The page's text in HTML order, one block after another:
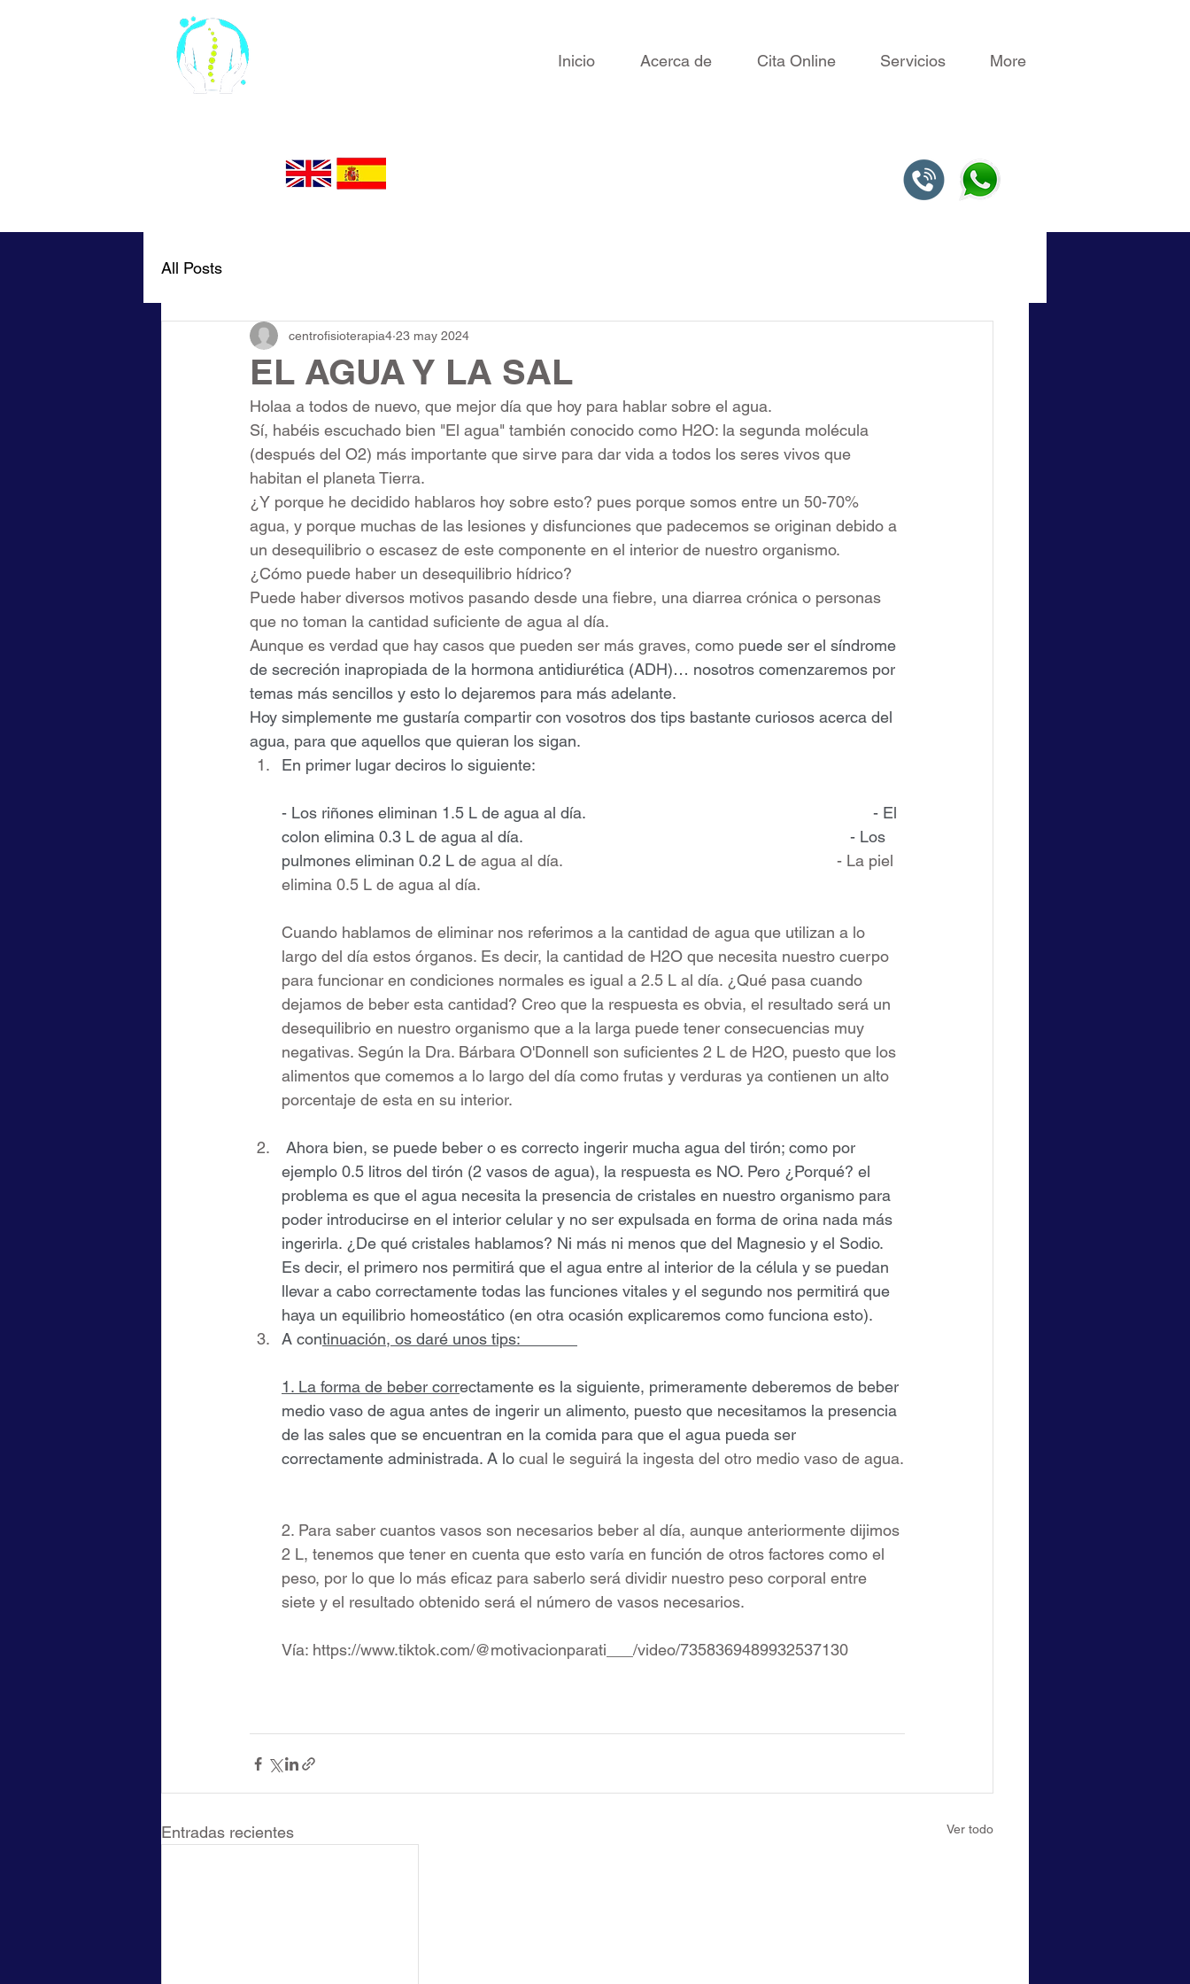
Inicio Acerca de Cita Online Servicios More
All Posts
EL AGUA Y LA SAL
centrofisioterapia4 23 may 2024
Holaa a todos de nuevo, que mejor día que hoy para hablar sobre el agua.
Sí, habéis escuchado bien "El agua" también conocido como H2O: la segunda molécula
(después del O2) más importante que sirve para dar vida a todos los seres vivos que
habitan el planeta Tierra.
¿Y porque he decidido hablaros hoy sobre esto? pues porque somos entre un 50-70%
agua, y porque muchas de las lesiones y disfunciones que padecemos se originan debido a
un desequilibrio o escasez de este componente en el interior de nuestro organismo.
¿Cómo puede haber un desequilibrio hídrico?
Puede haber diversos motivos pasando desde una fiebre, una diarrea crónica o personas
que no toman la cantidad suficiente de agua al día.
Aunque es verdad que hay casos que pueden ser más graves, como puede ser el síndrome
de secreción inapropiada de la hormona antidiurética (ADH)… nosotros comenzaremos por
temas más sencillos y esto lo dejaremos para más adelante.
Hoy simplemente me gustaría compartir con vosotros dos tips bastante curiosos acerca del
agua, para que aquellos que quieran los sigan.
En primer lugar deciros lo siguiente:
- Los riñones eliminan 1.5 L de agua al día.                                                                 - El
colon elimina 0.3 L de agua al día.                                                                          - Los
pulmones eliminan 0.2 L de agua al día.                                                              - La piel
elimina 0.5 L de agua al día.
Cuando hablamos de eliminar nos referimos a la cantidad de agua que utilizan a lo
largo del día estos órganos. Es decir, la cantidad de H2O que necesita nuestro cuerpo
para funcionar en condiciones normales es igual a 2.5 L al día. ¿Qué pasa cuando
dejamos de beber esta cantidad? Creo que la respuesta es obvia, el resultado será un
desequilibrio en nuestro organismo que a la larga puede tener consecuencias muy
negativas. Según la Dra. Bárbara O'Donnell son suficientes 2 L de H2O, puesto que los
alimentos que comemos a lo largo del día como frutas y verduras ya contienen un alto
porcentaje de esta en su interior.
ejemplo 0.5 litros del tirón (2 vasos de agua), la respuesta es NO. Pero ¿Porqué? el
problema es que el agua necesita la presencia de cristales en nuestro organismo para
poder introducirse en el interior celular y no ser expulsada en forma de orina nada más
ingerirla. ¿De qué cristales hablamos? Ni más ni menos que del Magnesio y el Sodio.
Es decir, el primero nos permitirá que el agua entre al interior de la célula y se puedan
llevar a cabo correctamente todas las funciones vitales y el segundo nos permitirá que
haya un equilibrio homeostático (en otra ocasión explicaremos como funciona esto).
A continuación, os daré unos tips:
1. La forma de beber correctamente es la siguiente, primeramente deberemos de beber
medio vaso de agua antes de ingerir un alimento, puesto que necesitamos la presencia
de las sales que se encuentran en la comida para que el agua pueda ser
correctamente administrada. A lo cual le seguirá la ingesta del otro medio vaso de agua.
2. Para saber cuantos vasos son necesarios beber al día, aunque anteriormente dijimos
2 L, tenemos que tener en cuenta que esto varía en función de otros factores como el
peso, por lo que lo más eficaz para saberlo será dividir nuestro peso corporal entre
siete y el resultado obtenido será el número de vasos necesarios.
Vía: https://www.tiktok.com/@motivacionparati___/video/7358369489932537130
Entradas recientes Ver todo